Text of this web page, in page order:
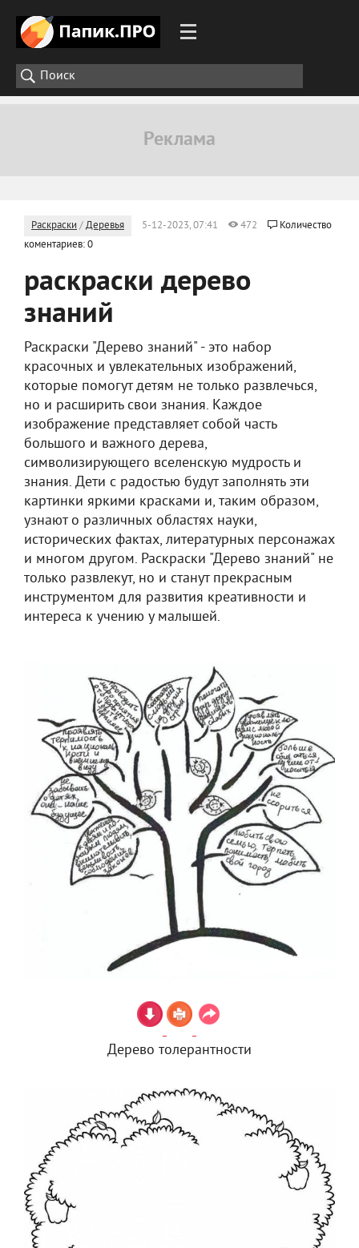
Раскраски /Деревья 5-12-2023, 07:41 472
Количество
коментариев: 0
раскраски дерево
знаний
Раскраски "Дерево знаний" - это набор
красочных и увлекательных изображений,
которые помогут детям не только развлечься,
но и расширить свои знания. Каждое
изображение представляет собой часть
большого и важного дерева,
символизирующего вселенскую мудрость и
знания. Дети с радостью будут заполнять эти
картинки яркими красками и, таким образом,
узнают о различных областях науки,
исторических фактах, литературных персонажах
и многом другом. Раскраски "Дерево знаний" не
только развлекут, но и станут прекрасным
инструментом для развития креативности и
интереса к учению у малышей.
Дерево толерантности